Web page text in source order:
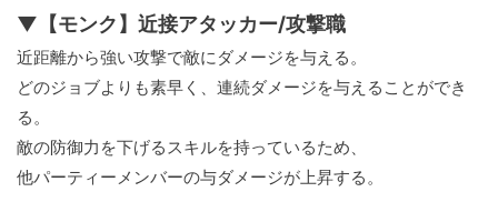
▼【モンク】近接アタッカー/攻撃職
近距離から強い攻撃で敵にダメージを与える。
どのジョブよりも素早く、連続ダメージを与えることができ
る。
敵の防御力を下げるスキルを持っているため、
他パーティーメンバーの与ダメージが上昇する。